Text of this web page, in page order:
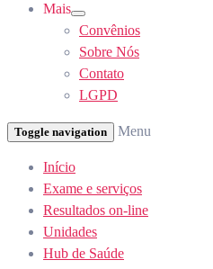
Mais
Show
sub
menu
Convênios
Sobre Nós
Contato
LGPD
Toggle navigation Menu
Início
Exame e serviços
Resultados on-line
Unidades
Hub de Saúde